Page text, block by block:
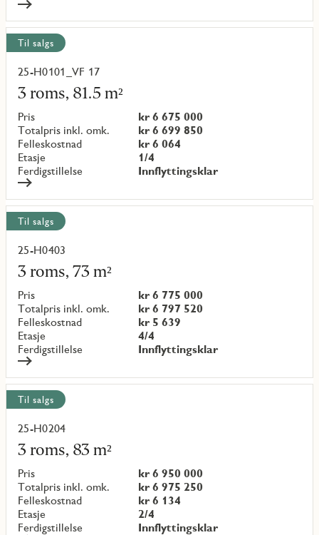
Til salgs
25-H0101_VF 17
3 roms, 81.5 m²
Pris
kr 6 675 000
Totalpris inkl. omk.
kr 6 699 850
Felleskostnad
kr 6 064
Etasje
1/4
Ferdigstillelse
Innflyttingsklar
Les
mer
om
objekt
{objectNumber}
Til salgs
25-H0403
3 roms, 73 m²
Pris
kr 6 775 000
Totalpris inkl. omk.
kr 6 797 520
Felleskostnad
kr 5 639
Etasje
4/4
Ferdigstillelse
Innflyttingsklar
Les
mer
om
objekt
{objectNumber}
Til salgs
25-H0204
3 roms, 83 m²
Pris
kr 6 950 000
Totalpris inkl. omk.
kr 6 975 250
Felleskostnad
kr 6 134
Etasje
2/4
Ferdigstillelse
Innflyttingsklar
Les
mer
om
objekt
{objectNumber}